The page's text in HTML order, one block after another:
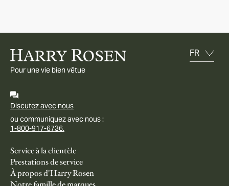
Pour une vie bien vêtue
Discutez avec nous
ou communiquez avec nous :
1-800-917-6736.
Service à la clientèle
Prestations de service
À propos d'Harry Rosen